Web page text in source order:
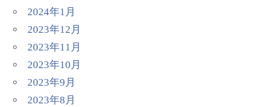
2024年1月
2023年12月
2023年11月
2023年10月
2023年9月
2023年8月